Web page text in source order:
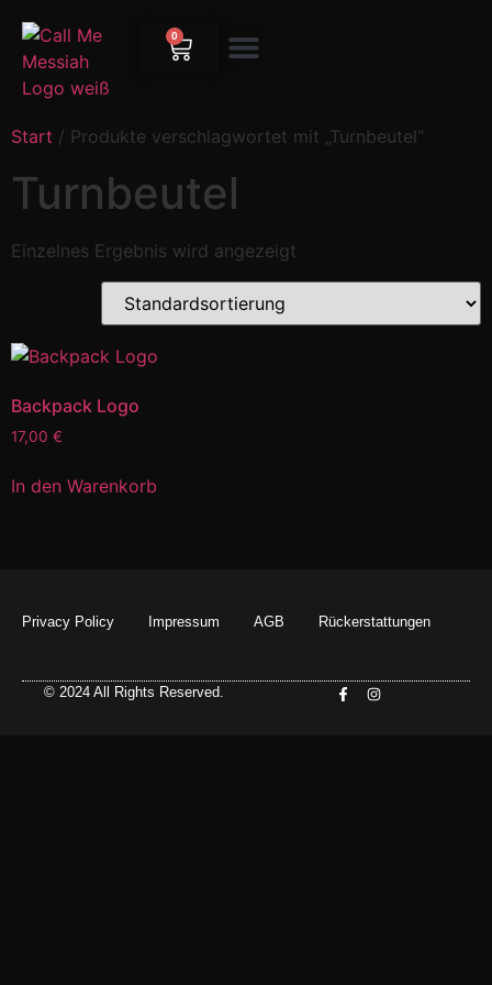
0
Start / Produkte verschlagwortet mit „Turnbeutel“
Turnbeutel
Einzelnes Ergebnis wird angezeigt
Backpack Logo
17,00 €
In den Warenkorb
Privacy Policy Impressum AGB Rückerstattungen
© 2024 All Rights Reserved.